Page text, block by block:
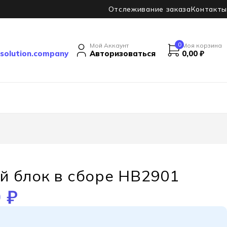
Отслеживание заказаКонтакты
Мой Аккаунт
Авторизоваться
0 Моя корзина
0,00 ₽
блок в сборе HB2901
₽